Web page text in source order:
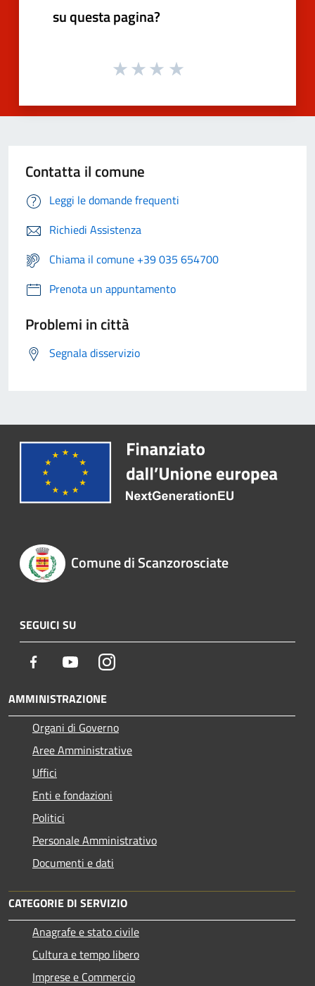
su questa pagina?
Contatta il comune
Leggi le domande frequenti
Richiedi Assistenza
Chiama il comune +39 035 654700
Prenota un appuntamento
Problemi in città
Segnala disservizio
Comune di Scanzorosciate
SEGUICI SU
Facebook YoutubeInstagram
AMMINISTRAZIONE
Organi di Governo
Aree Amministrative
Uffici
Enti e fondazioni
Politici
Personale Amministrativo
Documenti e dati
CATEGORIE DI SERVIZIO
Anagrafe e stato civile
Cultura e tempo libero
Imprese e Commercio